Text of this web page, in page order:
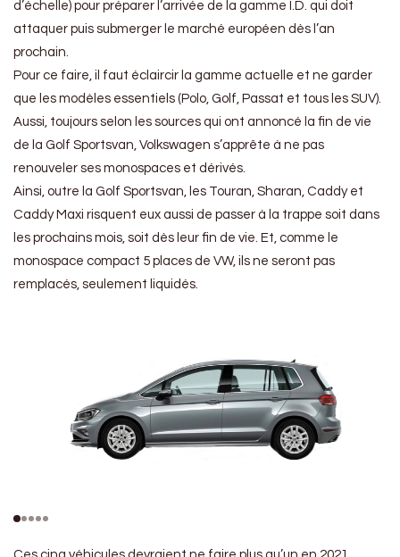
d’échelle) pour préparer l’arrivée de la gamme I.D. qui doit
attaquer puis submerger le marché européen dès l’an
prochain.
Pour ce faire, il faut éclaircir la gamme actuelle et ne garder
que les modèles essentiels (Polo, Golf, Passat et tous les SUV).
Aussi, toujours selon les sources qui ont annoncé la fin de vie
de la Golf Sportsvan, Volkswagen s’apprête à ne pas
renouveler ses monospaces et dérivés.
Ainsi, outre la Golf Sportsvan, les Touran, Sharan, Caddy et
Caddy Maxi risquent eux aussi de passer à la trappe soit dans
les prochains mois, soit dès leur fin de vie. Et, comme le
monospace compact 5 places de VW, ils ne seront pas
remplacés, seulement liquidés.